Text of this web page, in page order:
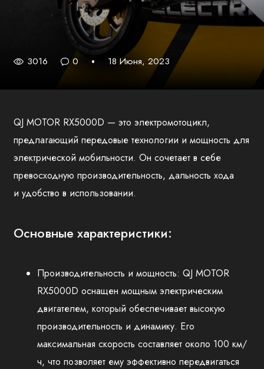
3016 0 18 Июня, 2023
QJ MOTOR RX5000D — это электромотоцикл,
предлагающий передовые технологии и мощность для
электрической мобильности. Он сочетает в себе
превосходную производительность, дальность хода
и удобство в использовании.
Основные характеристики:
Производительность и мощность: QJ MOTOR
RX5000D оснащен мощным электрическим
двигателем, который обеспечивает высокую
производительность и динамику. Его
максимальная скорость составляет около 100 км/
ч, что позволяет ему эффективно передвигаться